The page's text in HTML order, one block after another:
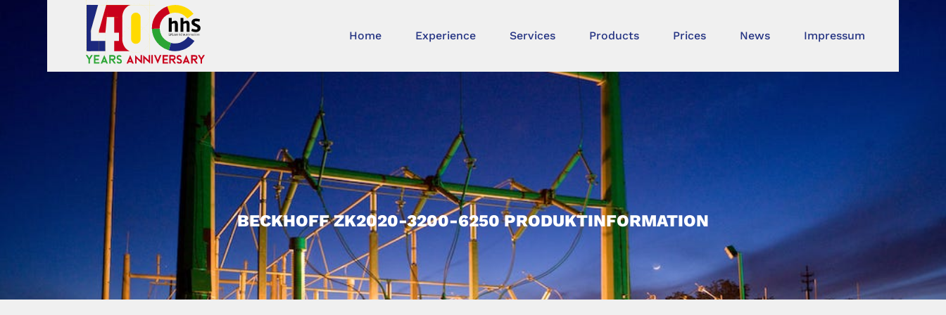
Home Experience Services Products Prices News Impressum
BECKHOFF ZK2020-3200-6250 PRODUKTINFORMATION